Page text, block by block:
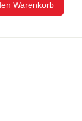
Warenkorb